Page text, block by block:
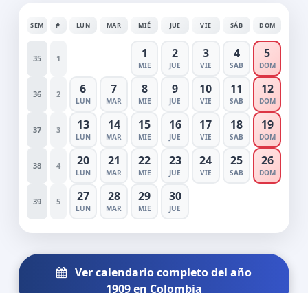
SEM # LUN MAR MIÉ JUE VIE SÁB DOM
35 1 1
MIE
2
JUE
3
VIE
4
SAB
5
DOM
36 2 6
LUN
7
MAR
8
MIE
9
JUE
10
VIE
11
SAB
12
DOM
37 3 13
LUN
14
MAR
15
MIE
16
JUE
17
VIE
18
SAB
19
DOM
38 4 20
LUN
21
MAR
22
MIE
23
JUE
24
VIE
25
SAB
26
DOM
39 5 27
LUN
28
MAR
29
MIE
30
JUE
Ver calendario completo del año
1909 en Colombia